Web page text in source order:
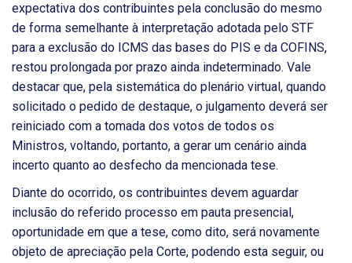
expectativa dos contribuintes pela conclusão do mesmo
de forma semelhante à interpretação adotada pelo STF
para a exclusão do ICMS das bases do PIS e da COFINS,
restou prolongada por prazo ainda indeterminado. Vale
destacar que, pela sistemática do plenário virtual, quando
solicitado o pedido de destaque, o julgamento deverá ser
reiniciado com a tomada dos votos de todos os
Ministros, voltando, portanto, a gerar um cenário ainda
incerto quanto ao desfecho da mencionada tese.
Diante do ocorrido, os contribuintes devem aguardar
inclusão do referido processo em pauta presencial,
oportunidade em que a tese, como dito, será novamente
objeto de apreciação pela Corte, podendo esta seguir, ou